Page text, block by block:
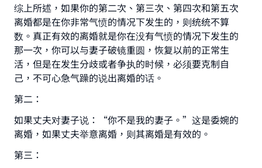
综上所述，如果你的第二次、第三次、第四次和第五次
离婚都是在你非常气愤的情况下发生的，则统统不算
数。真正有效的离婚就是你在没有气愤的情况下发生的
那一次，你可以与妻子破镜重圆，恢复以前的正常生
活，但是在发生分歧或者争执的时候，必须要克制自
己，不可心急气躁的说出离婚的话。
第二：
如果丈夫对妻子说：“你不是我的妻子。”这是委婉的
离婚，如果丈夫举意离婚，则其离婚是有效的。
第三：
Your support is crucial for our mission.
The Prophet (ﷺ) said:
"A person who leads others to doing what is
good will earn the same reward as those who
do it."
Support IslamQA